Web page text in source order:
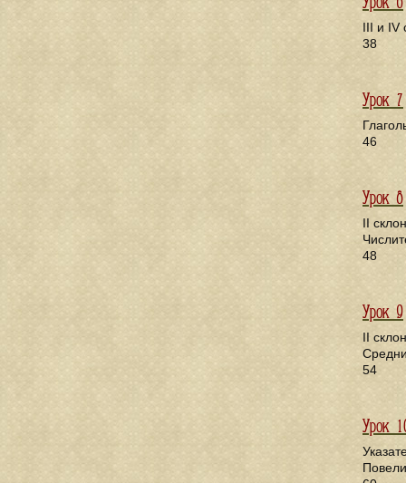
III и IV
38
Урок 7
46
Урок 8
II
48
Урок 9
II
54
Урок